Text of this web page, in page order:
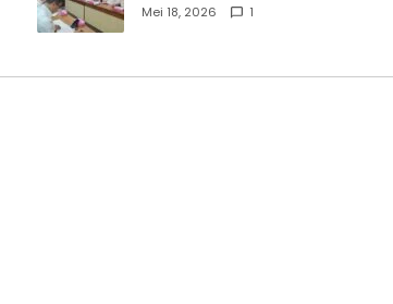
Korupsi PDAM ke Penyidikan
Mei 18, 2026 1